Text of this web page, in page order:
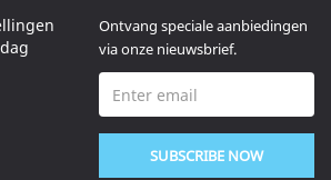
Ontvang speciale aanbiedingen
via onze nieuwsbrief.
SUBSCRIBE NOW